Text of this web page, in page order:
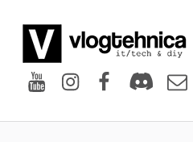
YoutubeInstagram
Facebook
Discord